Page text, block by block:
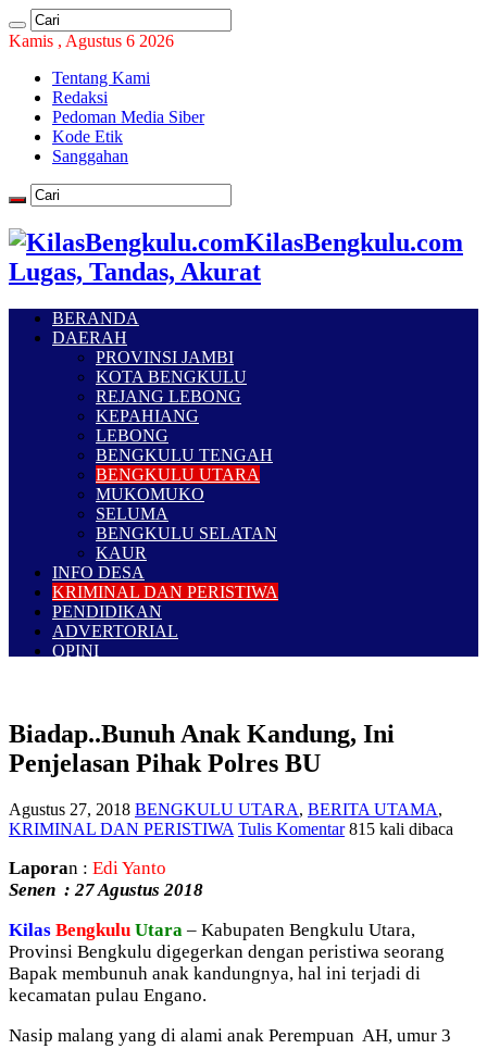
Kamis , Agustus 6 2026
Tentang Kami
Redaksi
Pedoman Media Siber
Kode Etik
Sanggahan
KilasBengkulu.com
Lugas, Tandas, Akurat
BERANDA
DAERAH
PROVINSI JAMBI
KOTA BENGKULU
REJANG LEBONG
KEPAHIANG
LEBONG
BENGKULU TENGAH
BENGKULU UTARA
MUKOMUKO
SELUMA
BENGKULU SELATAN
KAUR
INFO DESA
KRIMINAL DAN PERISTIWA
PENDIDIKAN
ADVERTORIAL
OPINI
Biadap..Bunuh Anak Kandung, Ini
Penjelasan Pihak Polres BU
Agustus 27, 2018 BENGKULU UTARA, BERITA UTAMA,
KRIMINAL DAN PERISTIWA Tulis Komentar 815 kali dibaca
Laporan : Edi Yanto
Senen : 27 Agustus 2018
Kilas Bengkulu Utara – Kabupaten Bengkulu Utara,
Provinsi Bengkulu digegerkan dengan peristiwa seorang
Bapak membunuh anak kandungnya, hal ini terjadi di
kecamatan pulau Engano.
Nasip malang yang di alami anak Perempuan AH, umur 3